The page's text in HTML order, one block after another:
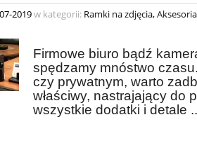
2019w kategorii: Ramki na zdjęcia,
Firmowe biuro bądź
spędzamy mnóstwo
czy prywatnym, warto
właściwy, nastrajający do
wszystkie dodatki i detale